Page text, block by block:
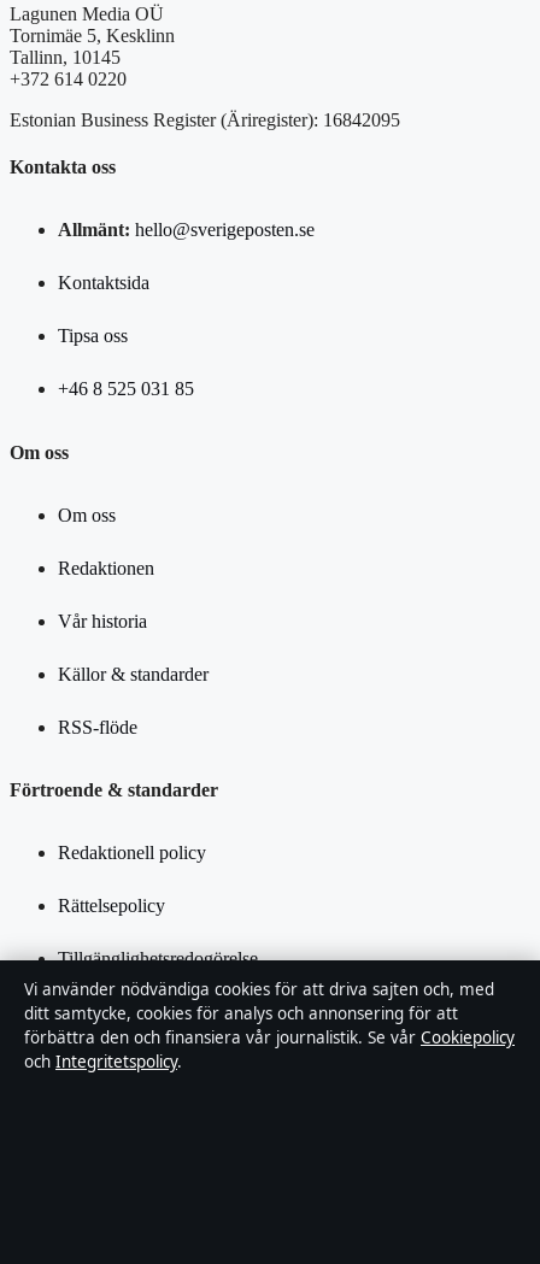
Lagunen Media OÜ
Tornimäe 5, Kesklinn
Tallinn, 10145
+372 614 0220
Estonian Business Register (Äriregister): 16842095
Kontakta oss
Allmänt: hello@sverigeposten.se
Kontaktsida
Tipsa oss
+46 8 525 031 85
Om oss
Om oss
Redaktionen
Vår historia
Källor & standarder
RSS-flöde
Förtroende & standarder
Redaktionell policy
Rättelsepolicy
Tillgänglighetsredogörelse
Integritetspolicy
Kändisar & integritet
Vi använder nödvändiga cookies för att driva sajten och, med
ditt samtycke, cookies för analys och annonsering för att
förbättra den och finansiera vår journalistik. Se vår Cookiepolicy
och Integritetspolicy.